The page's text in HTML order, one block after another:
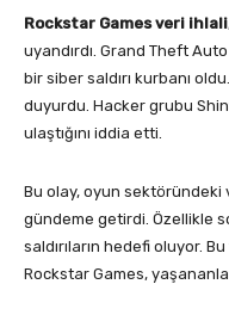
Rockstar Games veri ihlali
uyandırdı. Grand Theft
bir siber saldırı kurbanı
duyurdu. Hacker grubu
ulaştığını iddia etti.
Bu olay, oyun
gündeme getirdi. Özellikle
saldırıların hedefi oluyor.
Rockstar Games,